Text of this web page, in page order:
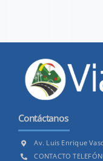
Contáctanos
Av. Luis Enrique
CONTACTO